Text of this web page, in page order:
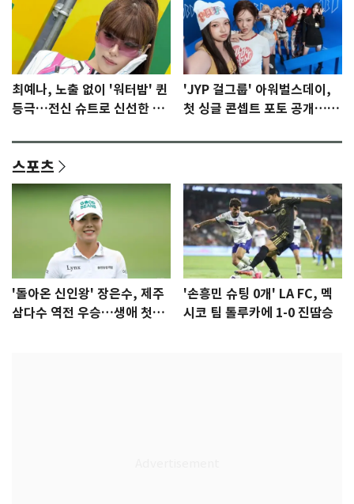
최예나, 노출 없이 '워터밤' 퀸
등극…전신 슈트로 신선한 충
'JYP 걸그룹' 아워벌스데이,
첫 싱글 콘셉트 포토 공개…청
스포츠
'돌아온 신인왕' 장은수, 제주
삼다수 역전 우승…생애 첫승
'손흥민 슈팅 0개' LA FC, 멕
시코 팀 톨루카에 1-0 진땀승